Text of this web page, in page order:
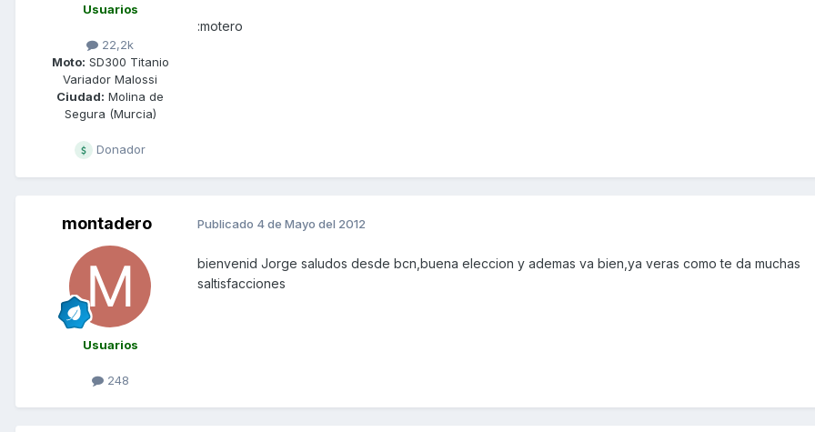
Usuarios
22,2k
Moto: SD300 Titanio
Variador Malossi
Ciudad: Molina de
Segura (Murcia)
Donador
:motero
montadero
Usuarios
248
Publicado 4 de Mayo del 2012
bienvenid Jorge saludos desde bcn,buena eleccion y ademas va bien,ya veras como te da muchas
saltisfacciones